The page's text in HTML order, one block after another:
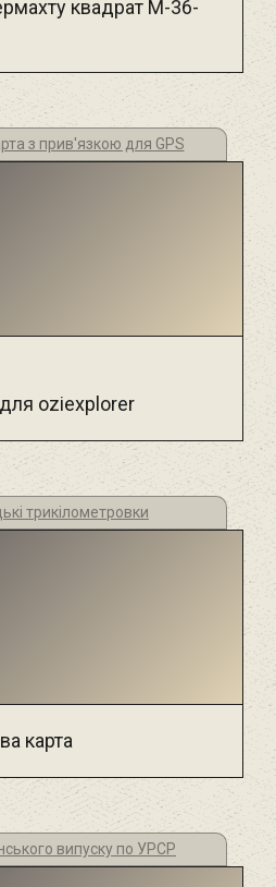
квадрат М-36-
з прив'язкою для GPS
oziexplorer
трикілометровки
карта
випуску по УРСР